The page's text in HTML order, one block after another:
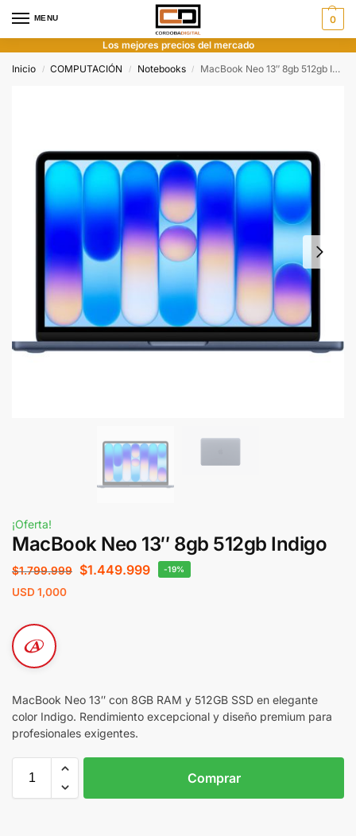
MENU 0
Los mejores precios del mercado
Inicio
/ COMPUTACIÓN / Notebooks / MacBook Neo 13″ 8gb 512gb Indigo
¡Oferta!
MacBook Neo 13″ 8gb 512gb Indigo
$1.799.999 $1.449.999
USD 1,000
-19%
MacBook Neo 13″ con 8GB RAM y 512GB SSD en elegante
color Indigo. Rendimiento excepcional y diseño premium para
profesionales exigentes.
Comprar